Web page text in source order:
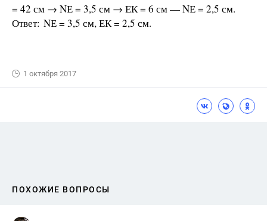
= 42 см → NЕ = 3,5 см → ЕК = 6 см — NЕ = 2,5 см.
Ответ: NЕ = 3,5 см, ЕК = 2,5 см.
1 октября 2017
ПОХОЖИЕ ВОПРОСЫ